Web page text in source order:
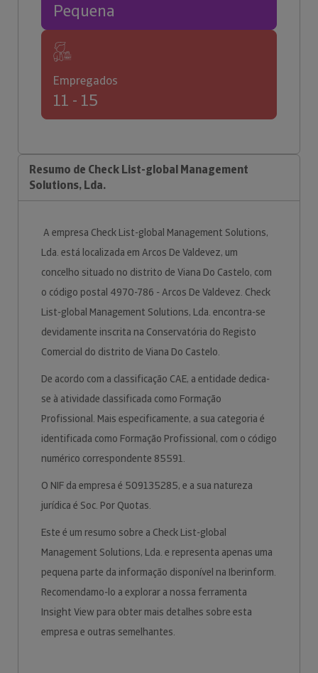
Pequena
Empregados
11 - 15
Resumo de Check List-global Management
Solutions, Lda.
A empresa Check List-global Management Solutions,
Lda. está localizada em Arcos De Valdevez, um
concelho situado no distrito de Viana Do Castelo, com
o código postal 4970-786 - Arcos De Valdevez. Check
List-global Management Solutions, Lda. encontra-se
devidamente inscrita na Conservatória do Registo
Comercial do distrito de Viana Do Castelo.
De acordo com a classificação CAE, a entidade dedica-
se à atividade classificada como Formação
Profissional. Mais especificamente, a sua categoria é
identificada como Formação Profissional, com o código
numérico correspondente 85591.
O NIF da empresa é 509135285, e a sua natureza
jurídica é Soc. Por Quotas.
Este é um resumo sobre a Check List-global
Management Solutions, Lda. e representa apenas uma
pequena parte da informação disponível na Iberinform.
Recomendamo-lo a explorar a nossa ferramenta
Insight View para obter mais detalhes sobre esta
empresa e outras semelhantes.